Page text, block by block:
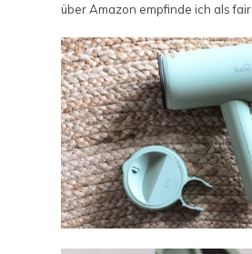
über Amazon empfinde ich als fair.